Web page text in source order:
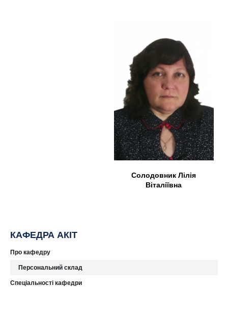
Солодовник Лілія
Віталіївна
КАФЕДРА АКІТ
Про кафедру
Персональний склад
Спеціальності кафедри